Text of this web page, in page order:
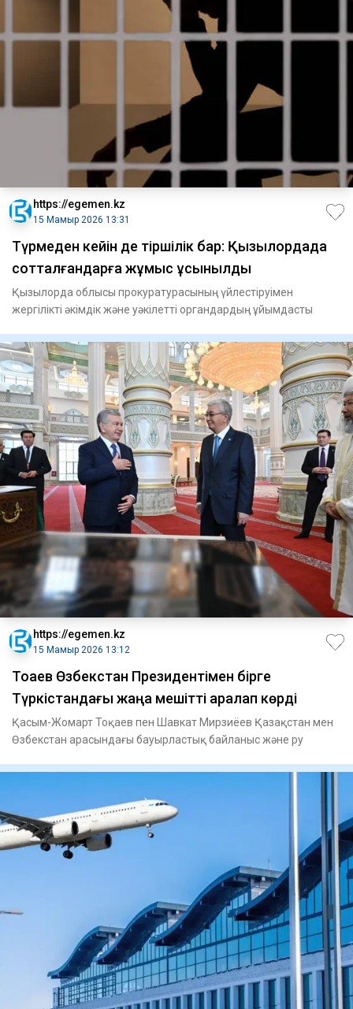
https://egemen.kz
15 Мамыр 2026 13:31
Түрмеден кейін де тіршілік бар: Қызылордада
сотталғандарға жұмыс ұсынылды
Қызылорда облысы прокуратурасының үйлестіруімен
жергілікті әкімдік және уәкілетті органдардың ұйымдасты
https://egemen.kz
15 Мамыр 2026 13:12
Тоқаев Өзбекстан Президентімен бірге
Түркістандағы жаңа мешітті аралап көрді
Қасым-Жомарт Тоқаев пен Шавкат Мирзиёев Қазақстан мен
Өзбекстан арасындағы бауырластық байланыс және ру